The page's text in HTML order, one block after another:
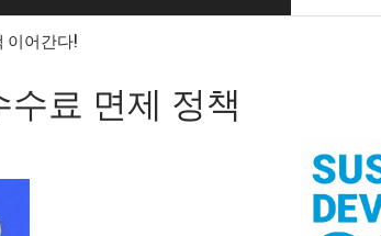
이어간다!
료 면제 정책